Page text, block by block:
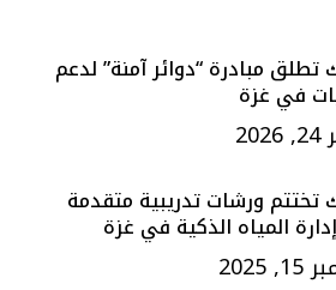
تطلق مبادرة “دوائر آمنة” لدعم
في غزة
تختتم ورشات تدريبية متقدمة
المياه الذكية في غزة